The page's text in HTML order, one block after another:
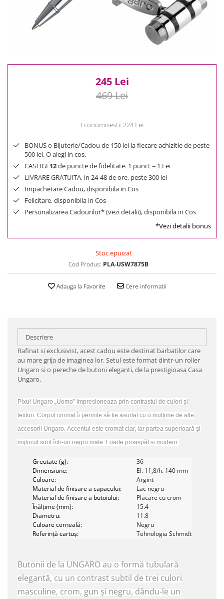
0 Lei - 100 Lei
100 Lei - 200 Lei
245 Lei
469 Lei
Economisesti:224 Lei
BONUS o Bijuterie/Cadou de 150 lei la fiecare achizitie de peste
500 lei. O alegi in cos.
CASTIGI 12de puncte de fidelitate. 1 punct = 1 Lei
LIVRARE GRATUITA, in 24-48 de ore, peste 300 lei
Impachetare Cadou, disponibila in Cos
Felicitare, disponibila in Cos
Personalizarea Cadourilor* (vezi detalii), disponibila in Cos
*Vezi detalii bonus
Stoc epuizat
Cod Produs: PLA-USW7875B
Adauga la Favorite Cere informatii
Descriere
Rafinat si exclusivist, acest cadou este destinat barbatilor care
au mare grija de imaginea lor. Setul este format dintr-un roller
Ungaro si o pereche de butoni eleganti, de la prestigioasa Casa
Ungaro.
Pixul Ungaro „Uomo” impresioneaza prin contrastul de culori și
texturi. Corpul cromat îi permite să fie asortat cu o mulțime de alte
accesorii Ungaro. Accentul este cromat clar, iar partea superioară și
mijlocul sunt într-un negru mate. Foarte proaspăt și modern.
Greutate (g):
36
Dimensiune:
El. 11,8/h. 140 mm
Culoare:
Argint
Material de finisare a capacului:
Lac negru
Material de finisare a butoiului:
Placare cu crom
Înălțime (mm):
15.4
Diametru:
11.8
Culoare cerneală:
Negru
Referință cartuș:
Tehnologia Schmidt
Butonii de la UNGARO au o formă tubulară
elegantă, cu un contrast subtil de trei culori
masculine, crom, gun și negru, dându-le un